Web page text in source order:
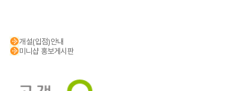
개설(입점)안내
미니샵 홍보게시판